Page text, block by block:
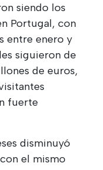
siendo los
Portugal, con
entre enero y
siguieron de
de euros,
fuerte
disminuyó
el mismo